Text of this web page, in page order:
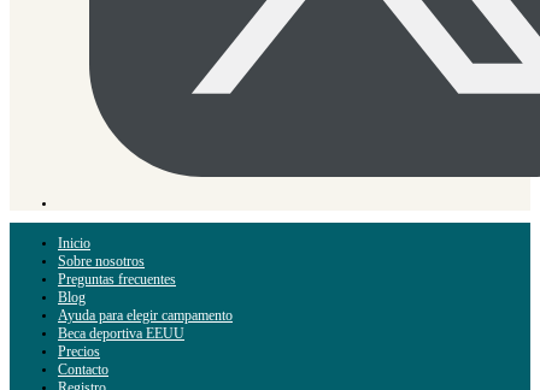
Inicio
Sobre nosotros
Preguntas frecuentes
Blog
Ayuda para elegir campamento
Beca deportiva EEUU
Precios
Contacto